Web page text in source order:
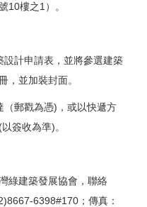
10樓之1）。
設計申請表，並將參選建築
，並加裝封面。
（郵戳為憑)，或以快遞方
簽收為準)。
綠建築發展協會，聯絡
6398#170；傳真：